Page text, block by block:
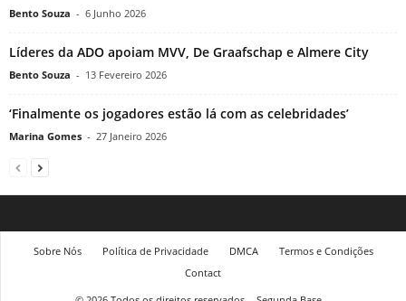
Bento Souza - 6 Junho 2026
Líderes da ADO apoiam MVV, De Graafschap e Almere City
Bento Souza - 13 Fevereiro 2026
‘Finalmente os jogadores estão lá com as celebridades’
Marina Gomes - 27 Janeiro 2026
Sobre Nós Política de Privacidade DMCA
Termos e Condições
Contact